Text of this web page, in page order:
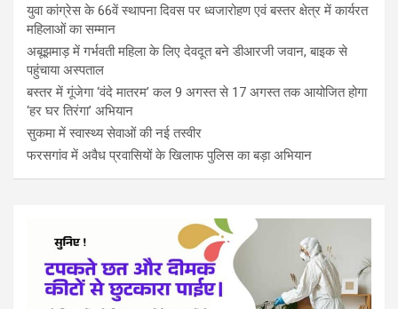
युवा कांग्रेस के 66वें स्थापना दिवस पर ध्वजारोहण एवं बस्तर क्षेत्र में कार्यरत
महिलाओं का सम्मान
अबूझमाड़ में गर्भवती महिला के लिए देवदूत बने डीआरजी जवान, बाइक से
पहुंचाया अस्पताल
बस्तर में गूंजेगा ‘वंदे मातरम’ कल 9 अगस्त से 17 अगस्त तक आयोजित होगा
‘हर घर तिरंगा’ अभियान
सुकमा में स्वास्थ्य सेवाओं की नई तस्वीर
फरसगांव में अवैध प्रवासियों के खिलाफ पुलिस का बड़ा अभियान